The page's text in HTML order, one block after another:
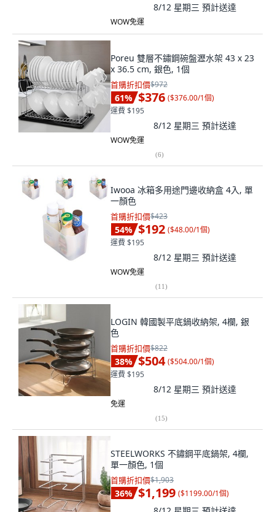
8/12 星期三 預計送達
WOW免運
Poreu 雙層不鏽鋼碗盤瀝水架 43 x 23
x 36.5 cm, 銀色, 1個
首購折扣價$972
61% $376 ($376.00/1個)
運費 $195
8/12 星期三 預計送達
WOW免運
(6)
Iwooa 冰箱多用途門邊收納盒 4入, 單
一顏色
首購折扣價$423
54% $192 ($48.00/1個)
運費 $195
8/12 星期三 預計送達
WOW免運
(11)
LOGIN 韓國製平底鍋收納架, 4欄, 銀
色
首購折扣價$822
38% $504 ($504.00/1個)
運費 $195
8/12 星期三 預計送達
免運
(15)
STEELWORKS 不鏽鋼平底鍋架, 4欄,
單一顏色, 1個
首購折扣價$1,903
36% $1,199 ($1199.00/1個)